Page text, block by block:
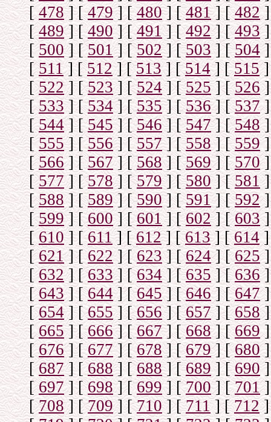
[478] [479] [480] [481] [482]
[489] [490] [491] [492] [493]
[500] [501] [502] [503] [504]
[511] [512] [513] [514] [515]
[522] [523] [524] [525] [526]
[533] [534] [535] [536] [537]
[544] [545] [546] [547] [548]
[555] [556] [557] [558] [559]
[566] [567] [568] [569] [570]
[577] [578] [579] [580] [581]
[588] [589] [590] [591] [592]
[599] [600] [601] [602] [603]
[ 610] [611] [612] [613] [614]
[621] [622] [623] [624] [625]
[632] [633] [634] [635] [ 636]
[643] [644] [645] [646] [647]
[654] [655] [656] [657] [658]
[665] [666] [667] [668] [669]
[676] [677] [678] [679] [680]
[687] [688] [688] [689] [ 690]
[697] [698] [699] [700] [701]
[708] [709] [710] [711] [712]